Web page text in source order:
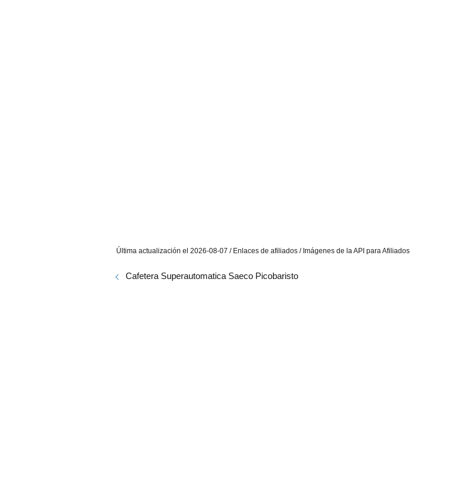
Última actualización el 2026-08-07 / Enlaces de afiliados / Imágenes de la API para Afiliados
Cafetera Superautomatica Saeco Picobaristo